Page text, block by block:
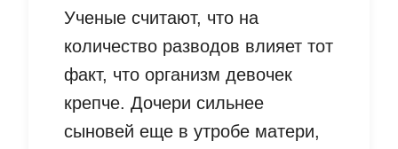
Ученые считают, что на
количество разводов влияет тот
факт, что организм девочек
крепче. Дочери сильнее
сыновей еще в утробе матери,